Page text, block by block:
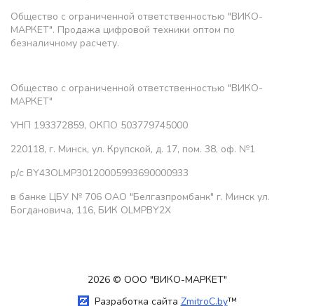
Общество с ограниченной ответственностью "ВИКО-
МАРКЕТ". Продажа цифровой техники оптом по
безналичному расчету.
Общество с ограниченной ответственностью "ВИКО-
МАРКЕТ"
УНП 193372859, ОКПО 503779745000
220118, г. Минск, ул. Крупской, д. 17, пом. 38, оф. №1
р/с BY43OLMP30120005993690000933
в банке ЦБУ № 706 ОАО "Белгазпромбанк" г. Минск ул.
Богдановича, 116, БИК OLMPBY2X
2026 © ООО "ВИКО-МАРКЕТ"
Разработка сайта ZmitroC.by™